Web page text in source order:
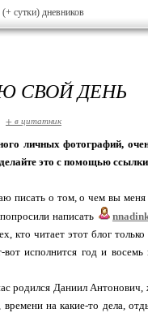
(+ сутки) дневников
СВОЙ ДЕНЬ
+ в цитатник
личных фотографий,
это с помощью
о том, о чем вы меня
написать
кто читает этот блог
исполнится год и
родился Даниил
на какие-то дела,